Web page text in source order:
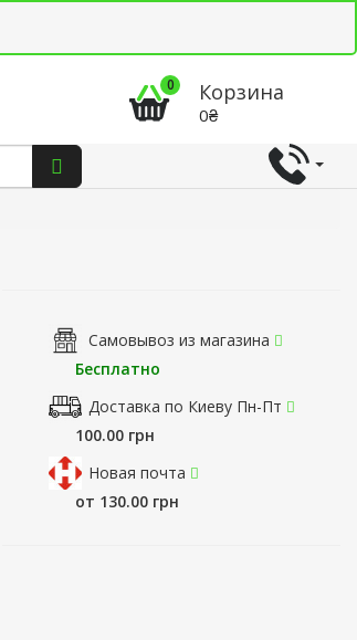
0 Корзина
0₴
Самовывоз из магазина
Бесплатно
Доставка по Киеву Пн-Пт
100.00 грн
Новая почта
от 130.00 грн